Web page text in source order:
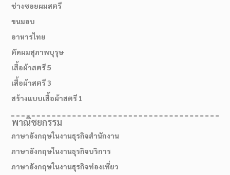
ช่างซอยผมสตรี
ขนมอบ
อาหารไทย
ตัดผมสุภาพบุรุษ
เสื้อผ้าสตรี 5
เสื้อผ้าสตรี 3
สร้างแบบเสื้อผ้าสตรี 1
พาณิชยกรรม
ภาษาอังกฤษในงานธุรกิจสำนักงาน
ภาษาอังกฤษในงานธุรกิจบริการ
ภาษาอังกฤษในงานธุรกิจท่องเที่ยว